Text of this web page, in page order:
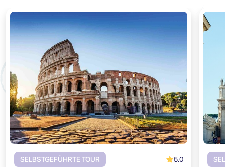
SELBSTGEFÜHRTE TOUR 5.0